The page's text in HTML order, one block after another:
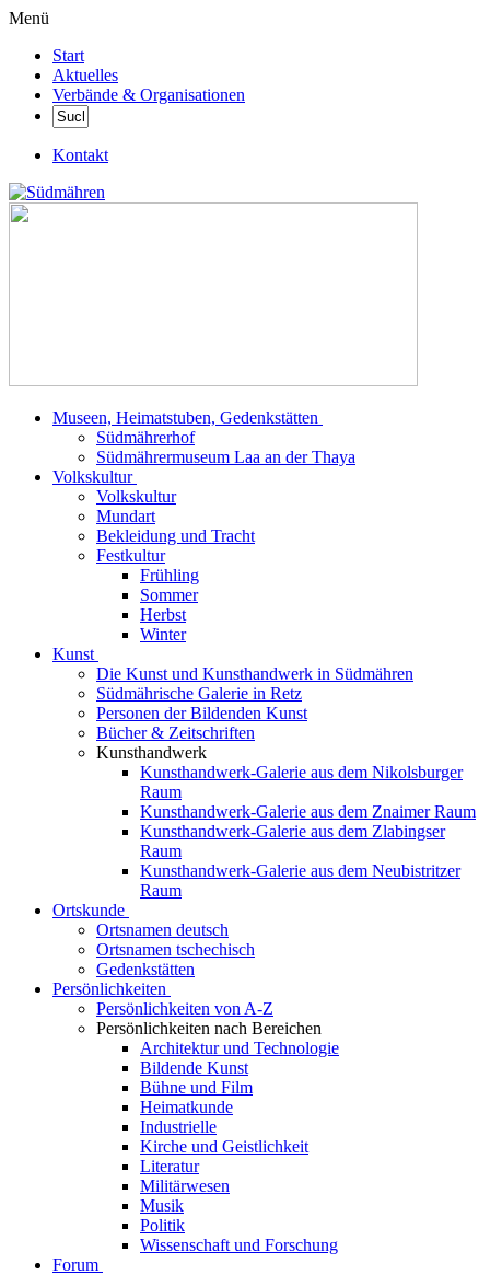
Menü
Start
Aktuelles
Verbände & Organisationen
Kontakt
Museen, Heimatstuben, Gedenkstätten
Südmährerhof
Südmährermuseum Laa an der Thaya
Volkskultur
Volkskultur
Mundart
Bekleidung und Tracht
Festkultur
Frühling
Sommer
Herbst
Winter
Kunst
Die Kunst und Kunsthandwerk in Südmähren
Südmährische Galerie in Retz
Personen der Bildenden Kunst
Bücher & Zeitschriften
Kunsthandwerk
Kunsthandwerk-Galerie aus dem Nikolsburger
Raum
Kunsthandwerk-Galerie aus dem Znaimer Raum
Kunsthandwerk-Galerie aus dem Zlabingser
Raum
Kunsthandwerk-Galerie aus dem Neubistritzer
Raum
Ortskunde
Ortsnamen deutsch
Ortsnamen tschechisch
Gedenkstätten
Persönlichkeiten
Persönlichkeiten von A-Z
Persönlichkeiten nach Bereichen
Architektur und Technologie
Bildende Kunst
Bühne und Film
Heimatkunde
Industrielle
Kirche und Geistlichkeit
Literatur
Militärwesen
Musik
Politik
Wissenschaft und Forschung
Forum